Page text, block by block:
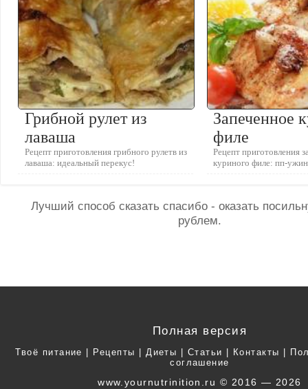
Грибной рулет из
лаваша
Рецепт приготовления грибного рулетв из
лаваша: идеальный перекус!
Запеченное
филе
Рецепт приготовления
куриного филе: пп-ужин
Лучший способ сказать спасибо - оказать
рублем.
Полная версия
Твоё питание Рецепты Диеты Статьи Контакты
соглашение
www.yournutrinition.ru © 2016 — 2026